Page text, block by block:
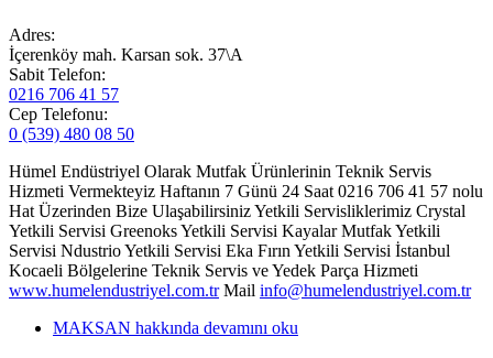
Adres:
İçerenköy mah. Karsan sok. 37\A
Sabit Telefon:
0216 706 41 57
Cep Telefonu:
0 (539) 480 08 50
Hümel Endüstriyel Olarak Mutfak Ürünlerinin Teknik Servis
Hizmeti Vermekteyiz Haftanın 7 Günü 24 Saat 0216 706 41 57 nolu
Hat Üzerinden Bize Ulaşabilirsiniz Yetkili Servisliklerimiz Crystal
Yetkili Servisi Greenoks Yetkili Servisi Kayalar Mutfak Yetkili
Servisi Ndustrio Yetkili Servisi Eka Fırın Yetkili Servisi İstanbul
Kocaeli Bölgelerine Teknik Servis ve Yedek Parça Hizmeti
www.humelendustriyel.com.trMail info@humelendustriyel.com.tr
MAKSAN hakkında devamını oku